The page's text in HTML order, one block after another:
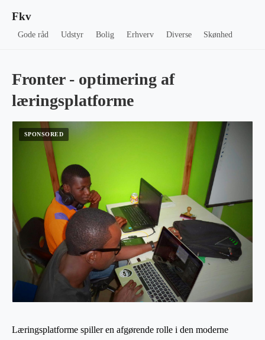
Fkv
Gode råd Udstyr Bolig Erhverv Diverse Skønhed
Fronter - optimering af
læringsplatforme
Læringsplatforme spiller en afgørende rolle i den moderne